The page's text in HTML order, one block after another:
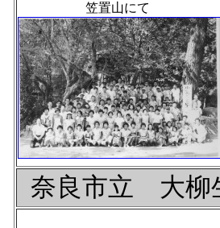
笠置山にて
奈良市立 大柳